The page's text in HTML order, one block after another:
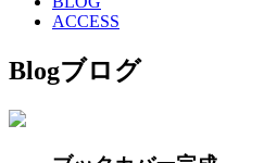
ACCESS
Blogブログ